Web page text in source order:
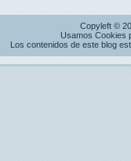
Copyleft ©
Usamos Cookies
Los contenidos de este blog